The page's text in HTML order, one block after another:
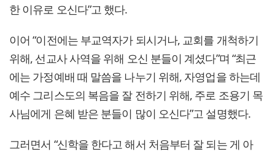
한 이유로 오신다”고 했다.
이어 “이전에는 부교역자가 되시거나, 교회를 개척하기
위해, 선교사 사역을 위해 오신 분들이 계셨다”며 “최근
에는 가정예배 때 말씀을 나누기 위해, 자영업을 하는데
예수 그리스도의 복음을 잘 전하기 위해, 주로 조용기 목
사님에게 은혜 받은 분들이 많이 오신다”고 설명했다.
그러면서 “신학을 한다고 해서 처음부터 잘 되는 게 아